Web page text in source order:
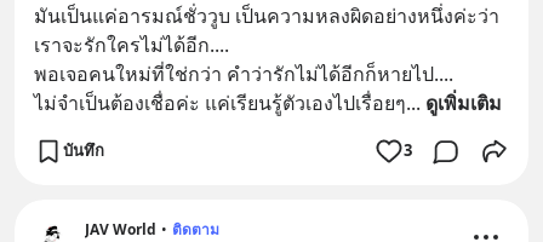
มันเป็นแค่อารมณ์ชั่ววูบ เป็นความหลงผิดอย่างหนึ่งค่ะว่า
เราจะรักใครไม่ได้อีก....
พอเจอคนใหม่ที่ใช่กว่า คำว่ารักไม่ได้อีกก็หายไป....
ไม่จำเป็นต้องเชื่อค่ะ แค่เรียนรู้ตัวเองไปเรื่อยๆ... ดูเพิ่มเติม
บันทึก 3
JAV World • ติดตาม